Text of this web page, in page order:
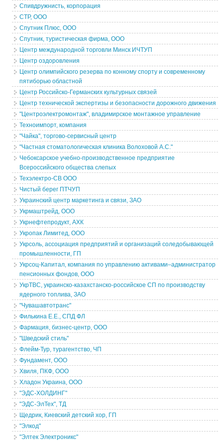
Спивдружнисть, корпорация
СТР, ООО
Спутник Плюс, ООО
Спутник, туристическая фирма, ООО
Центр международной торговли Минск ИЧТУП
Центр оздоровления
Центр олимпийского резерва по конному спорту и современному
пятиборью областной
Центр Российско-Германских культурных связей
Центр технической экспертизы и безопасности дорожного движения
"Центроэлектромонтаж", владимирское монтажное управление
Техноимпорт, компания
"Чайка", торгово-сервисный центр
"Частная стоматологическая клиника Волоховой А.С."
Чебоксарское учебно-производственное предприятие
Всероссийского общества слепых
Техэлектро-СВ ООО
Чистый берег ПТЧУП
Украинский центр маркетинга и связи, ЗАО
Укрмаштрейд, ООО
Укрнефтепродукт, АХК
Укропак Лимитед, ООО
Укрсоль, ассоциация предприятий и организаций соледобывающей
промышленности, ГП
Укрсоц-Капитал, компания по управлению активами–администратор
пенсионных фондов, ООО
УкрТВС, украинско-казахстанско-российское СП по производству
ядерного топлива, ЗАО
"Чувашавтотранс"
Филькина Е.Е., СПД ФЛ
Фармация, бизнес-центр, ООО
"Шведский стиль"
Флейм-Тур, турагентство, ЧП
Фундамент, ООО
Хвиля, ПКФ, ООО
Хладон Украина, ООО
"ЭДС-ХОЛДИНГ"
"ЭДС-ЭлТех", ТД
Щедрик, Киевский детский хор, ГП
"Элкод"
"Элтек Электроникс"